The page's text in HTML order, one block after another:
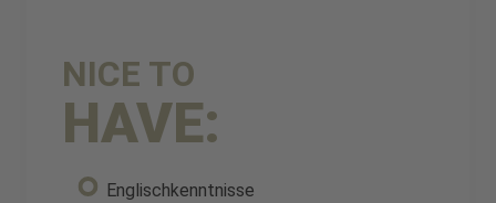
NICE TO
HAVE:
Englischkenntnisse